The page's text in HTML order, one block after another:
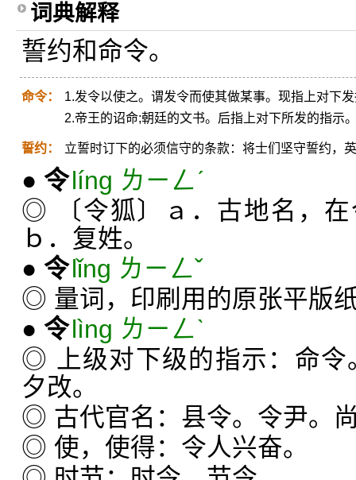
词典解释
誓约和命令。
命令：
1.发令以使之。谓发令而使其做某事。现指上对下
2.帝王的诏命;朝廷的文书。后指上对下所发的指示
誓约： 立誓时订下的必须信守的条款：将士们坚守誓约，
● 令líng ㄌㄧㄥˊ
◎ 〔令狐〕ａ．古地名，
ｂ．复姓。
● 令lǐng ㄌㄧㄥˇ
◎ 量词，印刷用的原张平版
● 令lìng ㄌㄧㄥˋ
◎ 上级对下级的指示：命令
夕改。
◎ 古代官名：县令。令尹。
◎ 使，使得：令人兴奋。